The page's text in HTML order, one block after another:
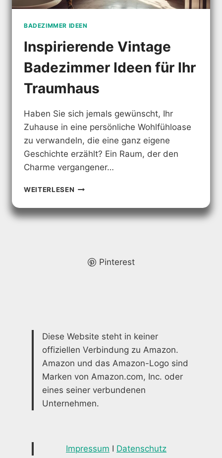
BADEZIMMER IDEEN
Inspirierende Vintage
Badezimmer Ideen für Ihr
Traumhaus
Haben Sie sich jemals gewünscht, Ihr
Zuhause in eine persönliche Wohlfühloase
zu verwandeln, die eine ganz eigene
Geschichte erzählt? Ein Raum, der den
Charme vergangener…
WEITERLESEN INSPIRIERENDE
BADEZIMMER
IDEEN
Pinterest
Diese Website steht in keiner
offiziellen Verbindung zu Amazon.
Amazon und das Amazon-Logo sind
Marken von Amazon.com, Inc. oder
eines seiner verbundenen
Unternehmen.
Impressum I Datenschutz